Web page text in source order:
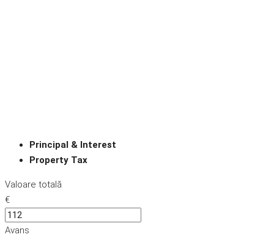
Principal & Interest
Property Tax
Valoare totală
€
Avans